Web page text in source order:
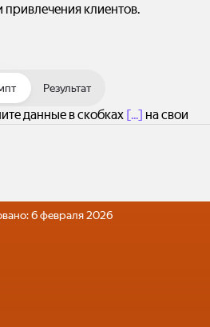
привлечения клиентов.
Результат
данные в скобках [...] на свои
6 февраля 2026